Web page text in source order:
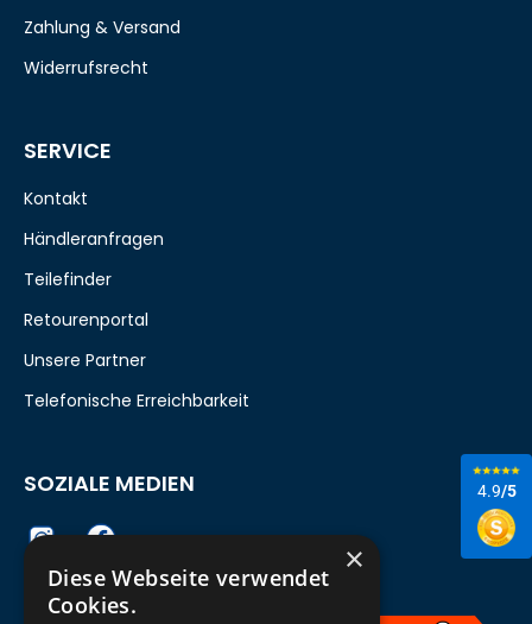
4.9/5
Zahlung & Versand
Widerrufsrecht
SERVICE
Kontakt
Händleranfragen
Teilefinder
Retourenportal
Unsere Partner
Telefonische Erreichbarkeit
SOZIALE MEDIEN
×
Diese Webseite verwendet
Cookies.